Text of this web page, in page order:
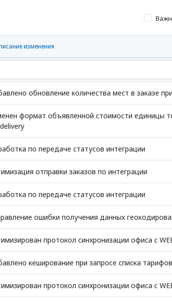
изменения
обновление количества мест в заказе
формат объявленной стоимости единицы
по передаче статусов интеграции
отправки заказов по интеграции
по передаче статусов интеграции
ошибки получения данных
протокол синхронизации офиса с
кеширование при запросе списка
протокол синхронизации офиса с